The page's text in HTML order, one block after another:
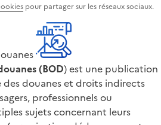
pour partager sur les réseaux sociaux.
(BOD) est une publication
douanes et droits indirects
professionnels ou
sujets concernant leurs